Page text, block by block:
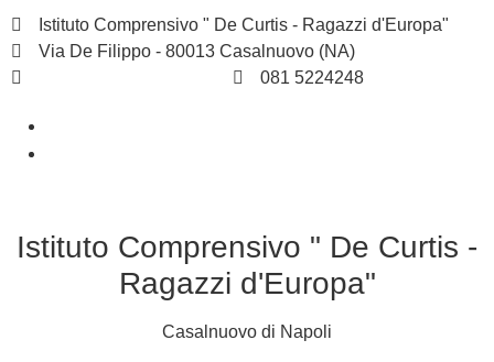
Istituto Comprensivo " De Curtis - Ragazzi d'Europa"
Via De Filippo - 80013 Casalnuovo (NA)
081 5224248
Istituto Comprensivo " De Curtis -
Ragazzi d'Europa"
Casalnuovo di Napoli